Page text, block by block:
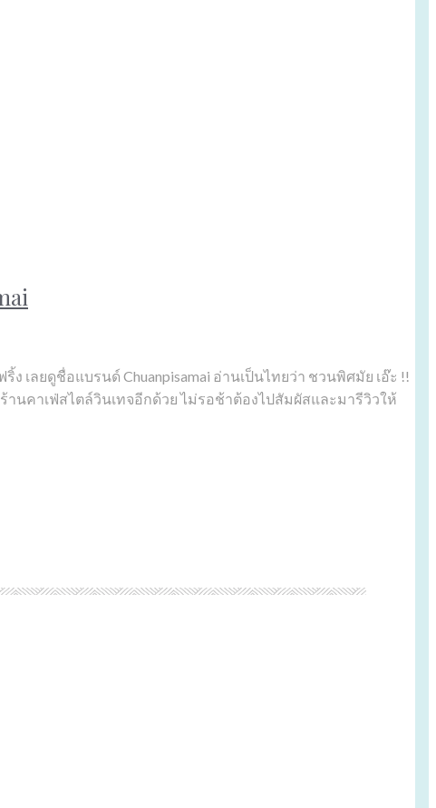
ลยดูชื่อแบรนด์ Chuanpisamai อ่านเป็นไทยว่า ชวนพิศมัย เอ๊ะ !!
นคาเฟ่สไตล์วินเทจอีกด้วย ไม่รอช้าต้องไปสัมผัสและมารีวิวให้